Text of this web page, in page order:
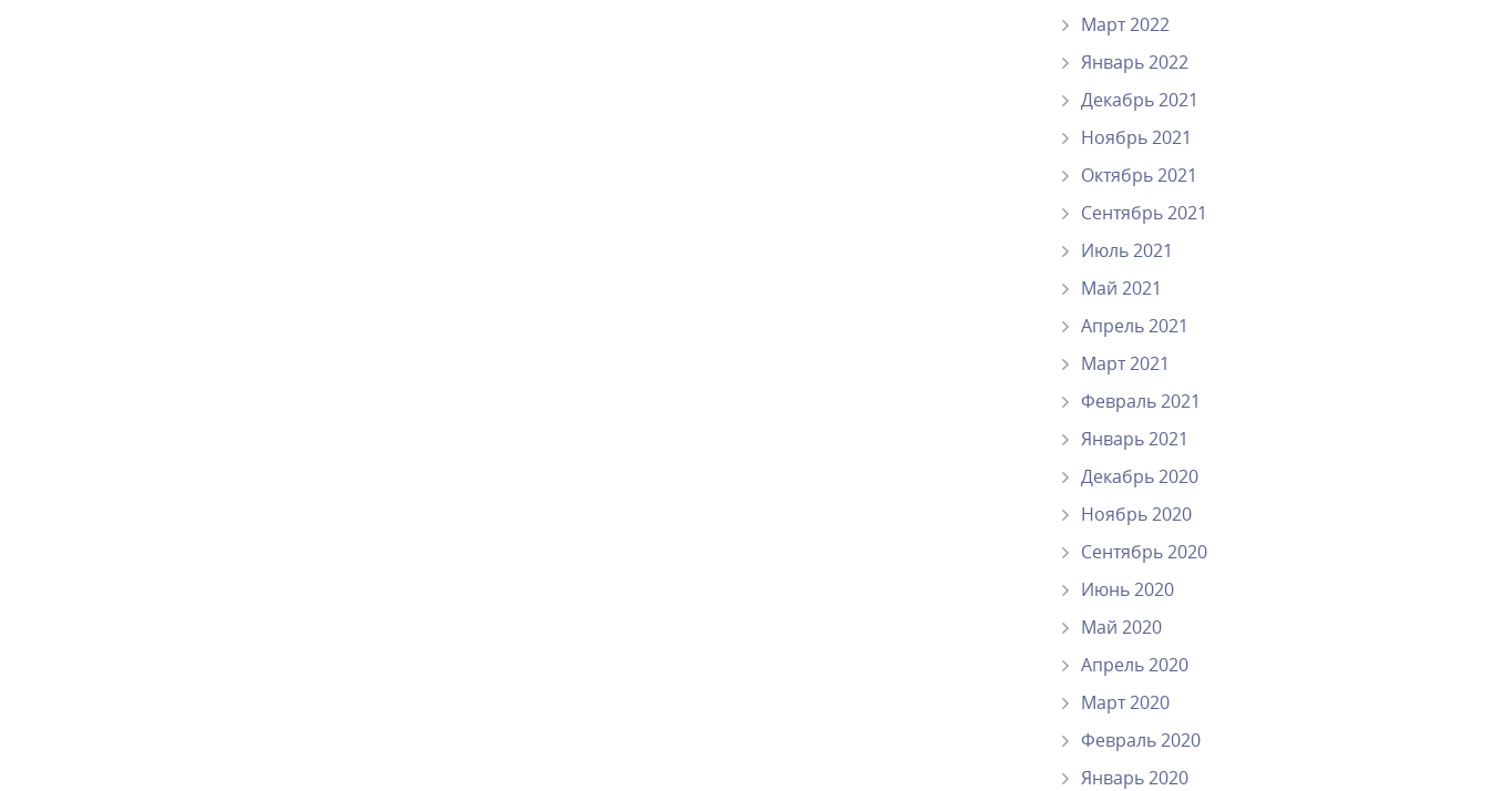
Март 2022
Январь 2022
Декабрь 2021
Ноябрь 2021
Октябрь 2021
Сентябрь 2021
Июль 2021
Май 2021
Апрель 2021
Март 2021
Февраль 2021
Январь 2021
Декабрь 2020
Ноябрь 2020
Сентябрь 2020
Июнь 2020
Май 2020
Апрель 2020
Март 2020
Февраль 2020
Январь 2020